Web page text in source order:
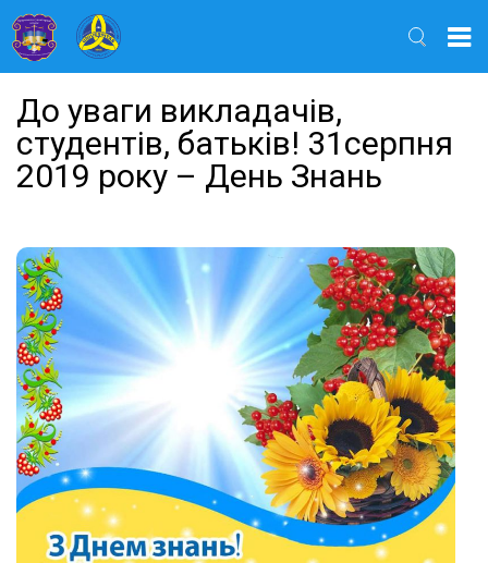
До уваги викладачів,
студентів, батьків! 31серпня
2019 року – День Знань